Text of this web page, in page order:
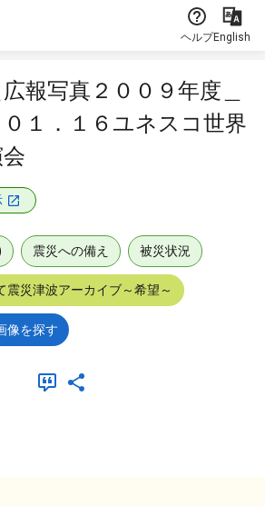
ヘルプEnglish
報写真２００９年度＿
０１．１６ユネスコ世界
震災への備え 被災状況
震災津波アーカイブ～希望～
像を探す